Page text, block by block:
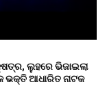
ଲୁହରେ ଭିଜାଇଲା
ଭକ୍ତି ଆଧାରିତ ନାଟକ